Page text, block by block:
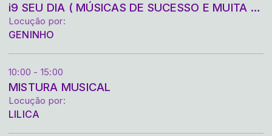
i9 SEU DIA ( MÚSICAS DE SUCESSO E MUITA ENERGIA POSITIVA)
Locução por:
GENINHO
10:00 - 15:00
MISTURA MUSICAL
Locução por:
LILICA